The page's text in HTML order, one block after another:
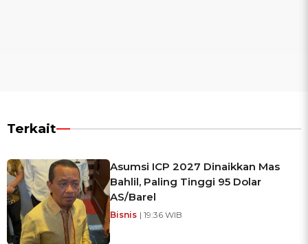
Terkait
Asumsi ICP 2027 Dinaikkan Mas
Bahlil, Paling Tinggi 95 Dolar
AS/Barel
Bisnis | 19:36 WIB